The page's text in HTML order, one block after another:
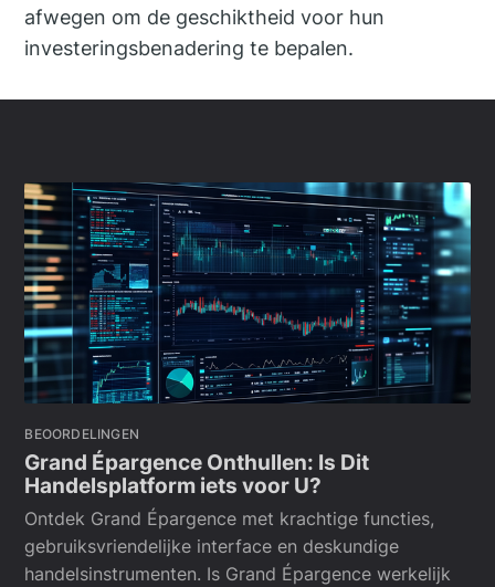
afwegen om de geschiktheid voor hun
investeringsbenadering te bepalen.
BEOORDELINGEN
Grand Épargence Onthullen: Is Dit
Handelsplatform iets voor U?
Ontdek Grand Épargence met krachtige functies,
gebruiksvriendelijke interface en deskundige
handelsinstrumenten. Is Grand Épargence werkelijk